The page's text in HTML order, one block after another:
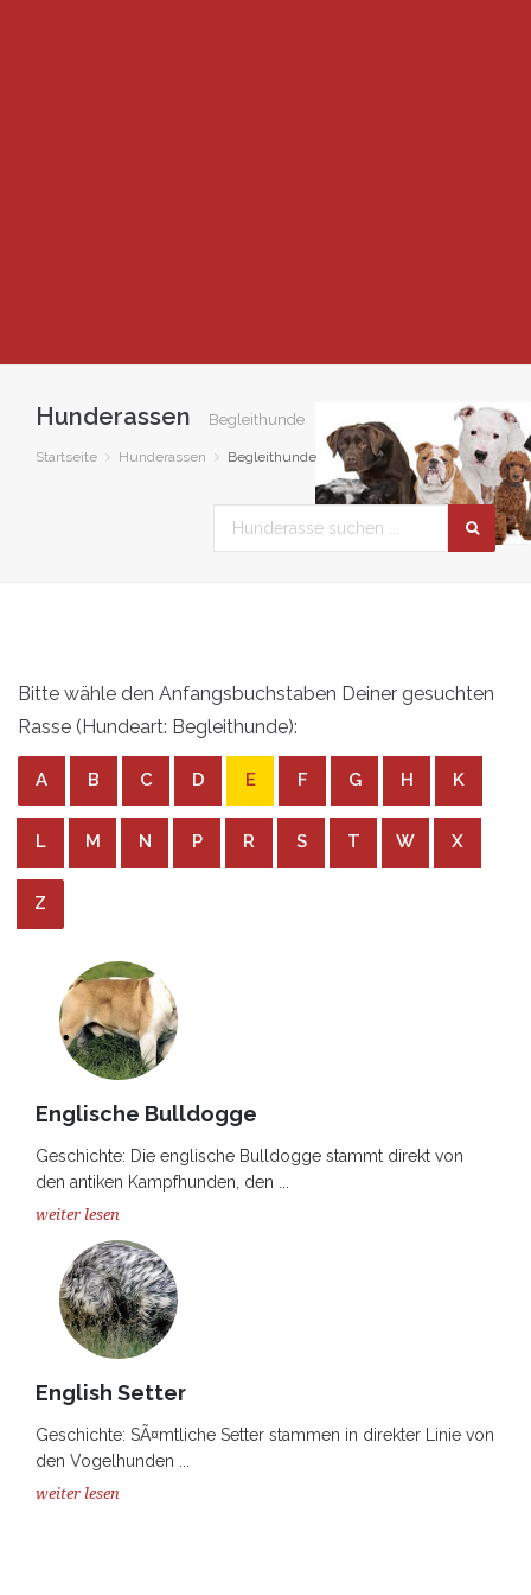
Hunderassen Begleithunde
Startseite Hunderassen Begleithunde
Bitte wähle den Anfangsbuchstaben Deiner gesuchten
Rasse (Hundeart: Begleithunde):
A B C D E F G H K
L M N P R S T W X
Z
Englische Bulldogge
Geschichte: Die englische Bulldogge stammt direkt von
den antiken Kampfhunden, den ...
weiter lesen
English Setter
Geschichte: SÃ¤mtliche Setter stammen in direkter Linie von
den Vogelhunden ...
weiter lesen